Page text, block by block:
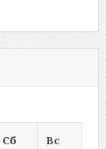
Сб Вс